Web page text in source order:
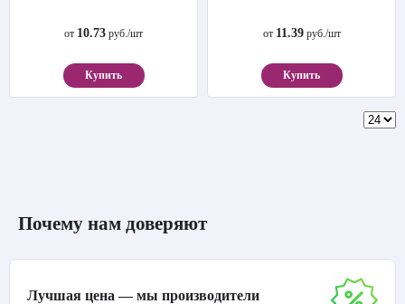
от 10.73 руб./шт
Купить
от 11.39руб./шт
Купить
Почему нам доверяют
Лучшая цена — мы производители